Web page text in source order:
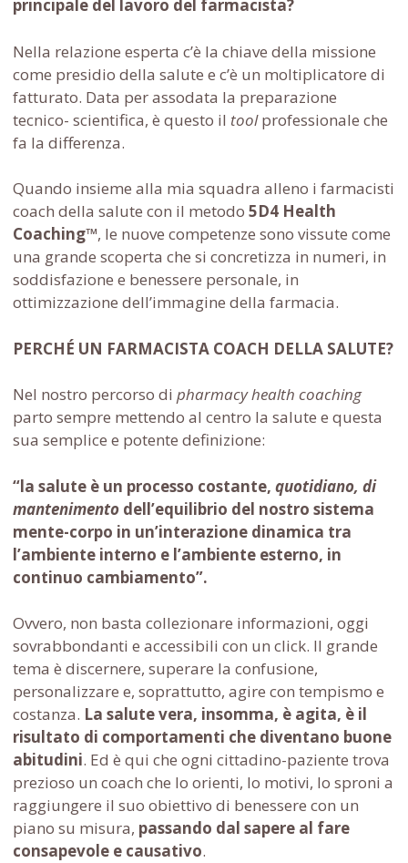
principale del lavoro del farmacista?
Nella relazione esperta c’è la chiave della missione
come presidio della salute e c’è un moltiplicatore di
fatturato. Data per assodata la preparazione
tecnico- scientifica, è questo il toolprofessionale che
fa la differenza.
Quando insieme alla mia squadra alleno i farmacisti
coach della salute con il metodo 5D4 Health
Coaching™, le nuove competenze sono vissute come
una grande scoperta che si concretizza in numeri, in
soddisfazione e benessere personale, in
ottimizzazione dell’immagine della farmacia.
PERCHÉ UN FARMACISTA COACH DELLA SALUTE?
Nel nostro percorso di pharmacy health coaching
parto sempre mettendo al centro la salute e questa
sua semplice e potente definizione:
“la salute è un processo costante, quotidiano, di
mantenimento dell’equilibrio del nostro sistema
mente-corpo in un’interazione dinamica tra
l’ambiente interno e l’ambiente esterno, in
continuo cambiamento”.
Ovvero, non basta collezionare informazioni, oggi
sovrabbondanti e accessibili con un click. Il grande
tema è discernere, superare la confusione,
personalizzare e, soprattutto, agire con tempismo e
costanza. La salute vera, insomma, è agita, è il
risultato di comportamenti che diventano buone
abitudini. Ed è qui che ogni cittadino-paziente trova
prezioso un coach che lo orienti, lo motivi, lo sproni a
raggiungere il suo obiettivo di benessere con un
piano su misura, passando dal sapere al fare
consapevole e causativo.